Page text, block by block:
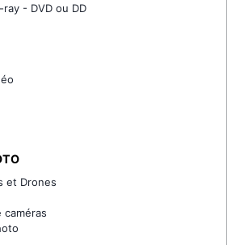
- DVD ou DD
et Drones
caméras